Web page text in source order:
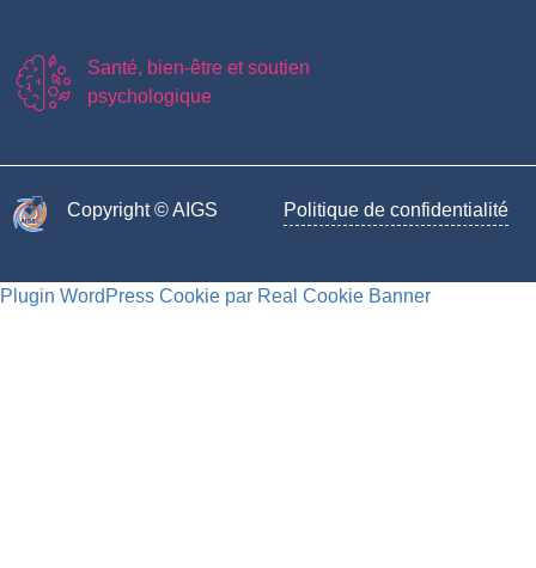
Santé, bien-être et soutien
psychologique
Copyright © AIGS​ Politique de confidentialité
Plugin WordPress Cookie par Real Cookie Banner